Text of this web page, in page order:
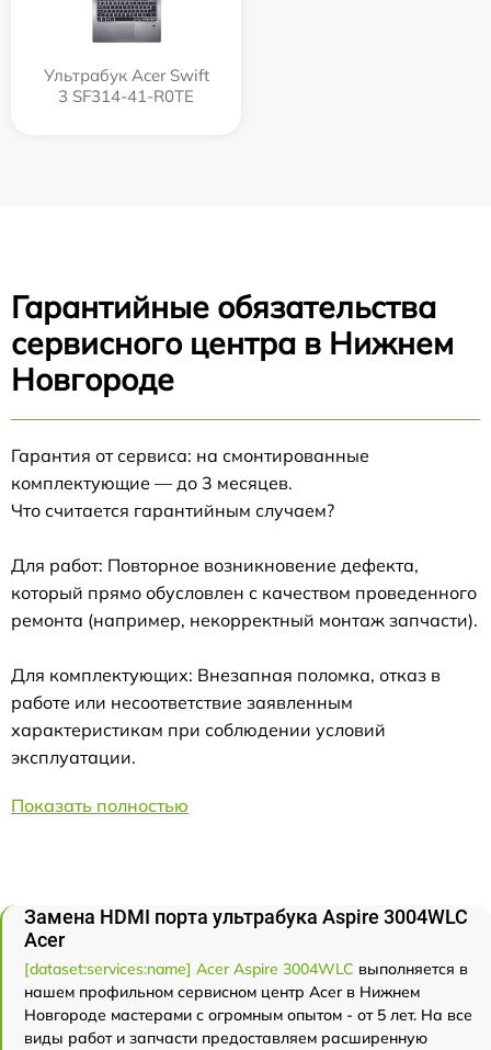
Ультрабук Acer Swift
3 SF314-41-R0TE
Гарантийные обязательства
сервисного центра в Нижнем
Новгороде
Гарантия от сервиса: на смонтированные
комплектующие — до 3 месяцев.
Что считается гарантийным случаем?
Для работ: Повторное возникновение дефекта,
который прямо обусловлен с качеством проведенного
ремонта (например, некорректный монтаж запчасти).
Для комплектующих: Внезапная поломка, отказ в
работе или несоответствие заявленным
характеристикам при соблюдении условий
эксплуатации.
Показать полностью
Замена HDMI порта ультрабука Aspire 3004WLC
Acer
[dataset:services:name] Acer Aspire 3004WLC выполняется в
нашем профильном сервисном центр Acer в Нижнем
Новгороде мастерами с огромным опытом - от 5 лет. На все
виды работ и запчасти предоставляем расширенную